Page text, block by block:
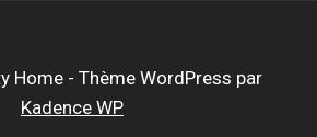
Home - Thème WordPress par
Kadence WP